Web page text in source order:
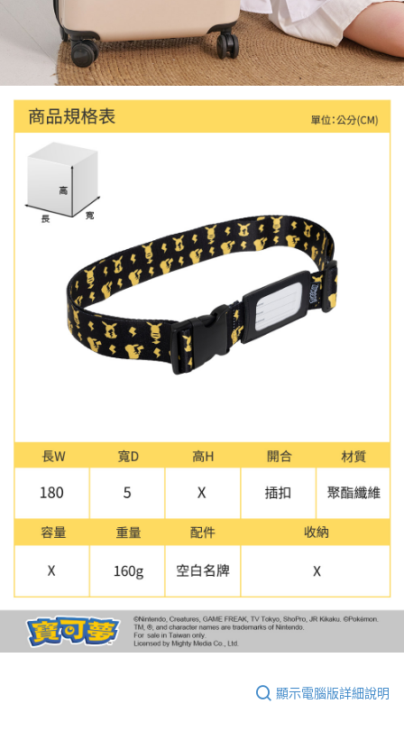
顯示電腦版詳細說明